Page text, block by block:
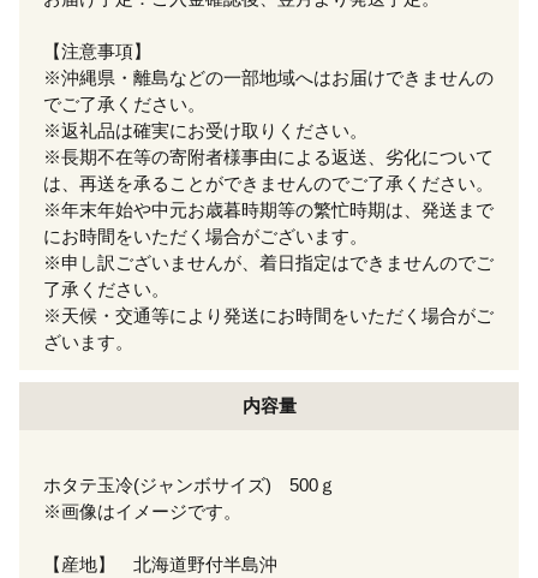
【注意事項】
※沖縄県・離島などの一部地域へはお届けできませんの
でご了承ください。
※返礼品は確実にお受け取りください。
※長期不在等の寄附者様事由による返送、劣化について
は、再送を承ることができませんのでご了承ください。
※年末年始や中元お歳暮時期等の繁忙時期は、発送まで
にお時間をいただく場合がございます。
※申し訳ございませんが、着日指定はできませんのでご
了承ください。
※天候・交通等により発送にお時間をいただく場合がご
ざいます。
内容量
ホタテ玉冷(ジャンボサイズ) 500ｇ
※画像はイメージです。
【産地】 北海道野付半島沖